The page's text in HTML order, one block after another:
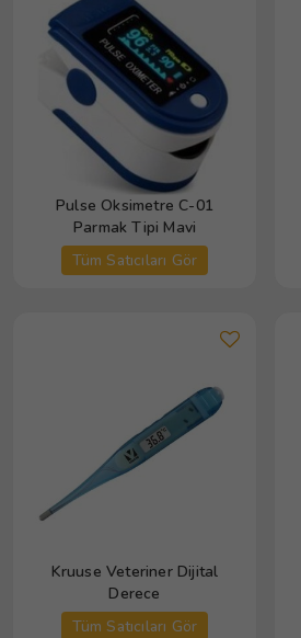
Pulse Oksimetre C-01
Parmak Tipi Mavi
Tüm Satıcıları Gör
Kruuse Veteriner Dijital
Derece
Tüm Satıcıları Gör